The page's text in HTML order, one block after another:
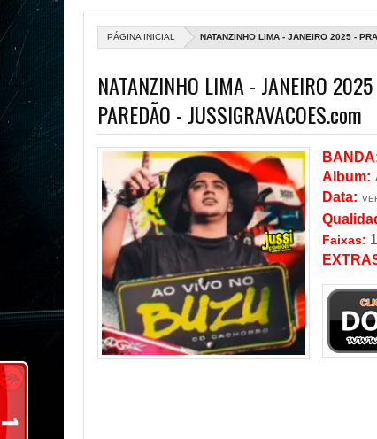
PÁGINA INICIAL NATANZINHO LIMA - JANEIRO 2025 -
NATANZINHO LIMA - JANEIRO
PAREDÃO - JUSSIGRAVACOES.com
Album:
Data:
Faixas: